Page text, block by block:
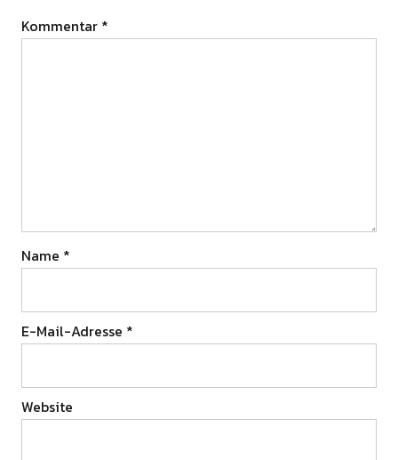
Kommentar *
Name *
E-Mail-Adresse *
Website